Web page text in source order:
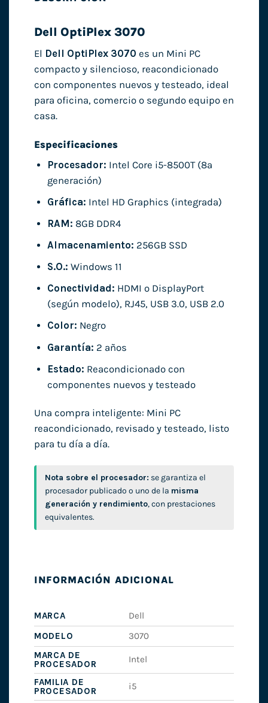
Dell OptiPlex 3070
El Dell OptiPlex 3070 es un Mini PC
compacto y silencioso, reacondicionado
con componentes nuevos y testeado, ideal
para oficina, comercio o segundo equipo en
casa.
Especificaciones
Procesador: Intel Core i5-8500T (8ª
generación)
Gráfica: Intel HD Graphics (integrada)
RAM: 8GB DDR4
Almacenamiento: 256GB SSD
S.O.: Windows 11
Conectividad: HDMI o DisplayPort
(según modelo), RJ45, USB 3.0, USB 2.0
Color: Negro
Garantía: 2 años
Estado: Reacondicionado con
componentes nuevos y testeado
Una compra inteligente: Mini PC
reacondicionado, revisado y testeado, listo
para tu día a día.
Nota sobre el procesador: se garantiza el
procesador publicado o uno de la misma
generación y rendimiento, con prestaciones
equivalentes.
INFORMACIÓN ADICIONAL
MARCA
Dell
MODELO
3070
MARCA DE
PROCESADOR
Intel
FAMILIA DE
PROCESADOR
i5